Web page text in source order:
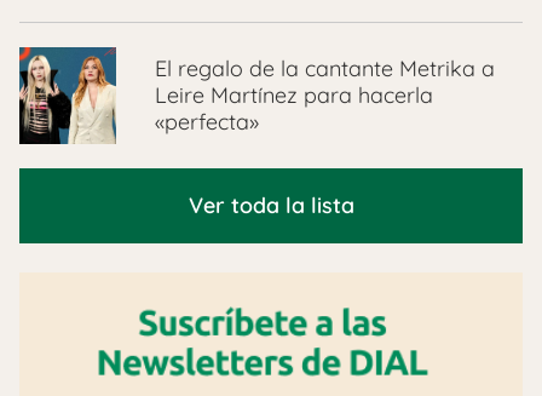
El regalo de la cantante Metrika a
Leire Martínez para hacerla
«perfecta»
Ver toda la lista